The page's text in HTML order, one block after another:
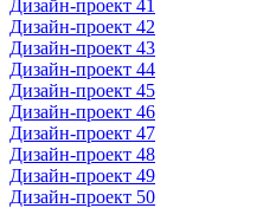
Дизайн-проект 41
Дизайн-проект 42
Дизайн-проект 43
Дизайн-проект 44
Дизайн-проект 45
Дизайн-проект 46
Дизайн-проект 47
Дизайн-проект 48
Дизайн-проект 49
Дизайн-проект 50